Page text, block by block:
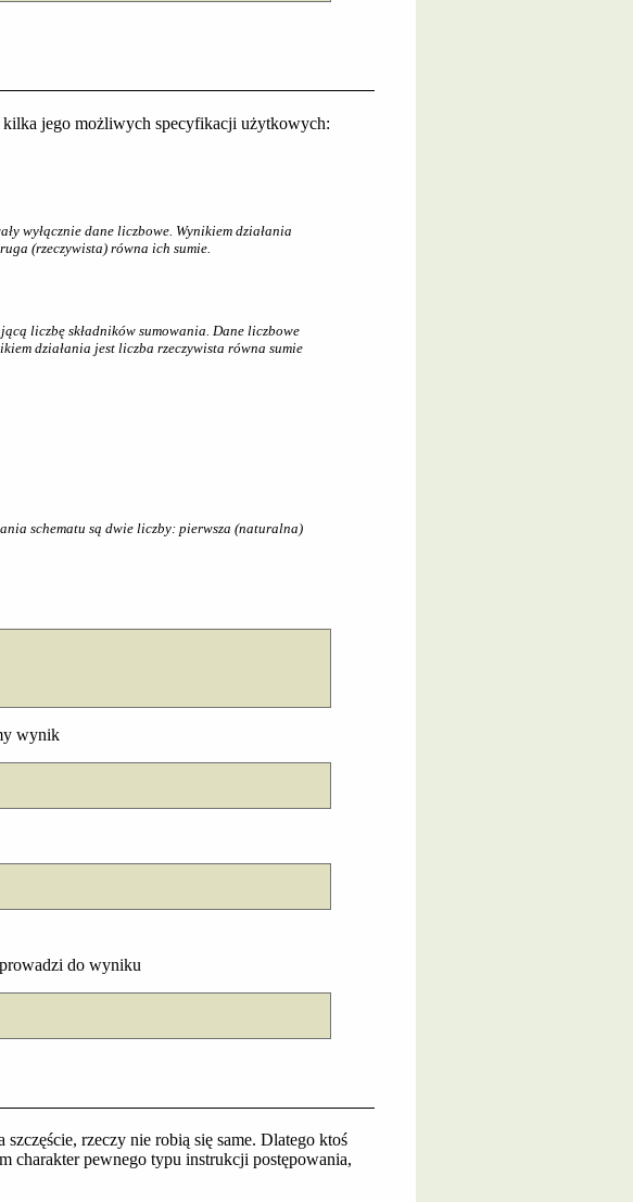
kilka jego możliwych specyfikacji użytkowych:
wyłącznie dane liczbowe. Wynikiem działania
(rzeczywista) równa ich sumie.
liczbę składników sumowania. Dane liczbowe
działania jest liczba rzeczywista równa sumie
schematu są dwie liczby: pierwsza (naturalna)
wynik
do wyniku
rzeczy nie robią się same. Dlatego ktoś
charakter pewnego typu instrukcji postępowania,